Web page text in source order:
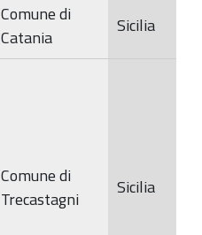
Comune di
Catania
Sicilia
Comune di
Trecastagni
Sicilia